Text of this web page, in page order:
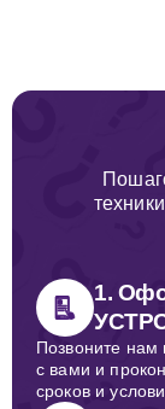
1.
Позвоните нам
с вами и
сроков и